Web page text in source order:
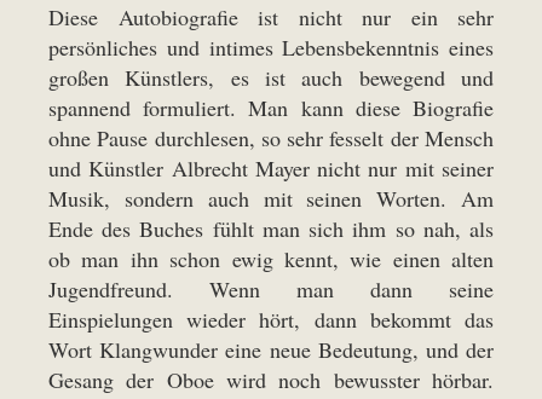
Diese Autobiografie ist nicht nur ein sehr
persönliches und intimes Lebensbekenntnis eines
großen Künstlers, es ist auch bewegend und
spannend formuliert. Man kann diese Biografie
ohne Pause durchlesen, so sehr fesselt der Mensch
und Künstler Albrecht Mayer nicht nur mit seiner
Musik, sondern auch mit seinen Worten. Am
Ende des Buches fühlt man sich ihm so nah, als
ob man ihn schon ewig kennt, wie einen alten
Jugendfreund. Wenn man dann seine
Einspielungen wieder hört, dann bekommt das
Wort Klangwunder eine neue Bedeutung, und der
Gesang der Oboe wird noch bewusster hörbar.